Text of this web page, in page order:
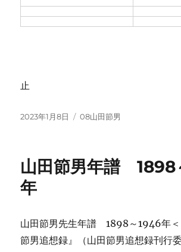
止
投
2023年1月8日
カ
ー
08山田節男
山田節男年譜 1898
年
山田節男先生年譜 1898～1946年＜
節男追想録』（山田節男追想録刊行